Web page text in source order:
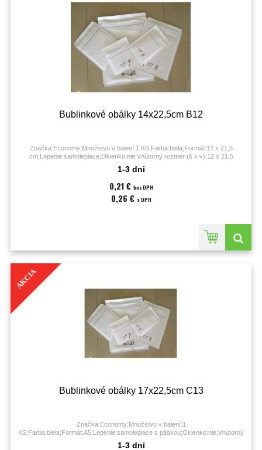
Bublinkové obálky 14x22,5cm B12
Značka:Economy;Množstvo v balení:1 KS;Farba:biela;Formát:12 x 21,5
cm;Lepenie:samolepiace;Okienko:nie;Vnútorný rozmer (š x v):12 x 21,5
1-3 dni
0,21 € bez DPH
0,26 € s DPH
AKCIA
Bublinkové obálky 17x22,5cm C13
Značka:Economy;Množstvo v balení:1
KS;Farba:biela;Formát:A5;Lepenie:samolepiace s páskou;Okienko:nie;Vnútorný
1-3 dni